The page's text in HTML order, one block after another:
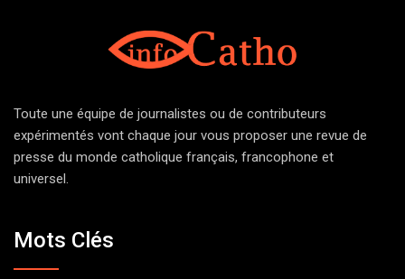
Toute une équipe de journalistes ou de contributeurs
expérimentés vont chaque jour vous proposer une revue de
presse du monde catholique français, francophone et
universel.
Mots Clés